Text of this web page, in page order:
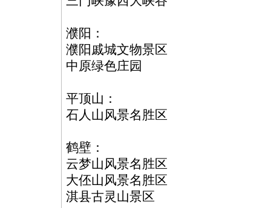
濮阳：
濮阳戚城文物景区
中原绿色庄园
平顶山：
石人山风景名胜区
鹤壁：
云梦山风景名胜区
大伾山风景名胜区
淇县古灵山景区